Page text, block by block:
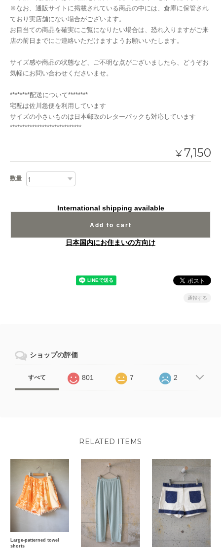
※なお、通販サイトに掲載されている商品の中には、倉庫に保管され
ており実店舗にない場合がございます。
お目当ての商品を確実にご覧になりたい場合は、恐れ入りますがご来
店の前日までにご連絡いただけますようお願いいたします。
サイズ感や商品の状態など、ご不明な点がございましたら、どうぞお
気軽にお問い合わせくださいませ。
********配送について********
宅配は佐川急便を利用しています
サイズの小さいものは日本郵政のレターパックも対応しています
*****************************
¥ 7,150
数量
International shipping available
Add to cart
日本国内にお住まいの方向け
通報する
ショップの評価
すべて 801 7 2
RELATED ITEMS
Large-patterned towel
shorts